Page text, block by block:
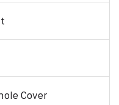
Cover